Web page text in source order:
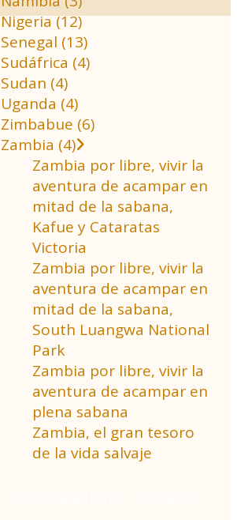
Nigeria (12)
Senegal (13)
Sudáfrica (4)
Sudan (4)
Uganda (4)
Zimbabue (6)
Zambia (4)
Zambia por libre, vivir la
aventura de acampar en
mitad de la sabana,
Kafue y Cataratas
Victoria
Zambia por libre, vivir la
aventura de acampar en
mitad de la sabana,
South Luangwa National
Park
Zambia por libre, vivir la
aventura de acampar en
plena sabana
Zambia, el gran tesoro
de la vida salvaje